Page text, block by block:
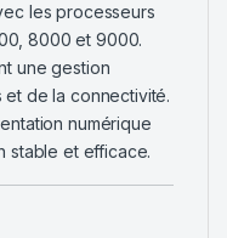
les processeurs
8000 et 9000.
une gestion
de la connectivité.
numérique
stable et efficace.